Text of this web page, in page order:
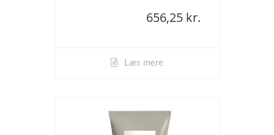
656,25 kr.
Læs mere